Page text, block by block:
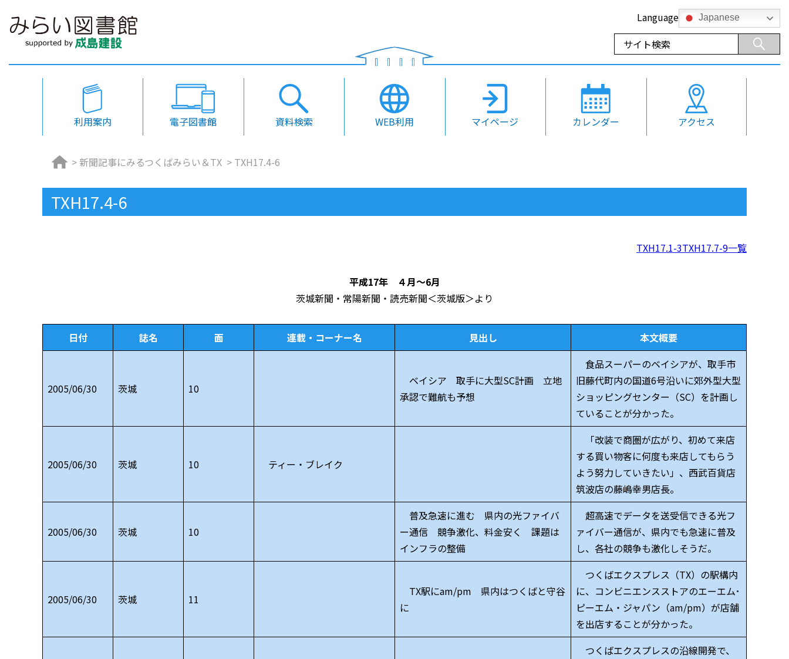
Language Japanese
利用案内 電子図書館 資料検索 WEB利用 マイページ カレンダー アクセス
> 新聞記事にみるつくばみらい＆TX > TXH17.4-6
TXH17.4-6
TXH17.1-3TXH17.7-9一覧
平成17年 ４月～6月
茨城新聞・常陽新聞・読売新聞＜茨城版＞より
日付 誌名 面 連載・コーナー名 見出し 本文概要
2005/06/30 茨城 10
ベイシア 取手に大型SC計画 立地
承認で難航も予想
食品スーパーのベイシアが、取手市
旧藤代町内の国道6号沿いに郊外型大型
ショッピングセンター（SC）を計画し
ていることが分かった。
2005/06/30 茨城 10 ティー・ブレイク
「改装で商圏が広がり、初めて来店
する買い物客に何度も来店してもらう
よう努力していきたい」、西武百貨店
筑波店の藤嶋幸男店長。
2005/06/30 茨城 10
普及急速に進む 県内の光ファイバ
ー通信 競争激化、料金安く 課題は
インフラの整備
超高速でデータを送受信できる光フ
ァイバー通信が、県内でも急速に普及
し、各社の競争も激化しそうだ。
2005/06/30 茨城 11
TX駅にam/pm 県内はつくばと守谷
に
つくばエクスプレス（TX）の駅構内
に、コンビニエンスストアのエーエム･
ピーエム・ジャパン（am/pm）が店舗
を出店することが分かった。
つくばエクスプレスの沿線開発で、